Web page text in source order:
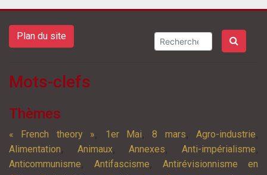
Plan du site
Mots-clefs
Thèmes
« French theory », 1er Mai,8 mars, Agro-industrie,
Alimentation, Animaux,Annexes,Anti-impérialisme,
Anticommunisme, Antifascisme, Antirévisionnisme en